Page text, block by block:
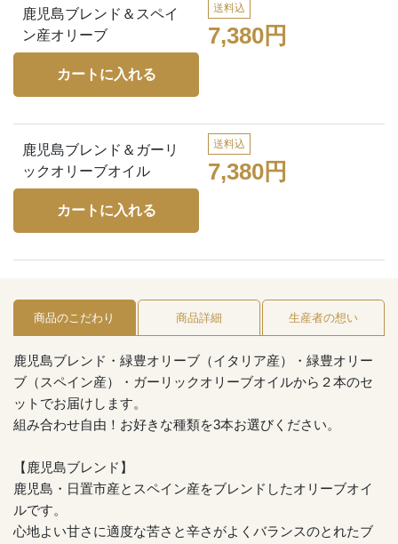
鹿児島ブレンド＆スペイ
ン産オリーブ
送料込
7,380円
鹿児島ブレンド＆ガーリ
ックオリーブオイル
送料込
7,380円
商品のこだわり 商品詳細 生産者の想い
鹿児島ブレンド・緑豊オリーブ（イタリア産）・緑豊オリー
ブ（スペイン産）・ガーリックオリーブオイルから２本のセ
ットでお届けします。
組み合わせ自由！お好きな種類を3本お選びください。
【鹿児島ブレンド】
鹿児島・日置市産とスペイン産をブレンドしたオリーブオイ
ルです。
心地よい甘さに適度な苦さと辛さがよくバランスのとれたブ